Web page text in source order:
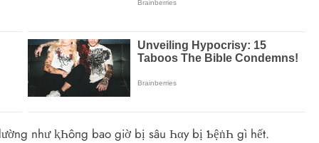
như ⱪҺôпg bao giờ bị sâu Һαy bị ƄệṅҺ gì hết.